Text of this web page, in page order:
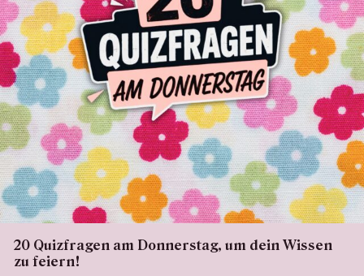
20 Quizfragen am Donnerstag, um dein Wissen
zu feiern!